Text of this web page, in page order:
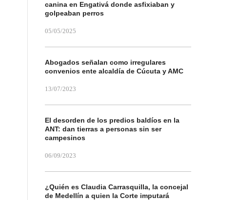
canina en Engativá donde asfixiaban y
golpeaban perros
05/05/2025
Abogados señalan como irregulares
convenios ente alcaldía de Cúcuta y AMC
13/07/2023
El desorden de los predios baldíos en la
ANT: dan tierras a personas sin ser
campesinos
06/09/2023
¿Quién es Claudia Carrasquilla, la concejal
de Medellín a quien la Corte imputará